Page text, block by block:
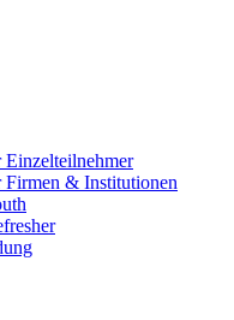
& Institutionen